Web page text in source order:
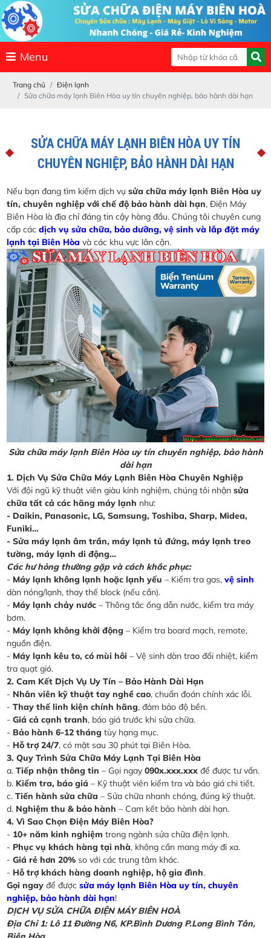
Menu
Trang chủ
Điện lạnh
Sửa chữa máy lạnh Biên Hòa uy tín chuyên nghiệp, bảo hành dài hạn
SỬA CHỮA MÁY LẠNH BIÊN HÒA UY TÍN
CHUYÊN NGHIỆP, BẢO HÀNH DÀI HẠN
Nếu bạn đang tìm kiếm dịch vụsửa chữa máy lạnh Biên Hòa uy
tín, chuyên nghiệp với chế độ bảo hành dài hạn, Điện Máy
Biên Hòa là địa chỉ đáng tin cậy hàng đầu. Chúng tôi chuyên cung
cấp cácdịch vụ sửa chữa, bảo dưỡng, vệ sinh và lắp đặt máy
lạnh tại Biên Hòa và các khu vực lân cận.
Sửa chữa máy lạnh Biên Hòa uy tín chuyên nghiệp, bảo hành
dài hạn
1. Dịch Vụ Sửa Chữa Máy Lạnh Biên Hòa Chuyên Nghiệp
Với đội ngũ kỹ thuật viên giàu kinh nghiệm, chúng tôi nhậnsửa
chữa tất cả các hãng máy lạnh như:
- Daikin, Panasonic, LG, Samsung, Toshiba, Sharp, Midea,
Funiki…
- Sửa máy lạnh âm trần, máy lạnh tủ đứng, máy lạnh treo
tường, máy lạnh di động…
Các hư hỏng thường gặp và cách khắc phục:
- Máy lạnh không lạnh hoặc lạnh yếu – Kiểm tra gas,vệ sinh
dàn nóng/lạnh, thay thế block (nếu cần).
- Máy lạnh chảy nước – Thông tắc ống dẫn nước, kiểm tra máy
bơm.
- Máy lạnh không khởi động – Kiểm tra board mạch, remote,
nguồn điện.
- Máy lạnh kêu to, có mùi hôi – Vệ sinh dàn trao đổi nhiệt, kiểm
tra quạt gió.
2. Cam Kết Dịch Vụ Uy Tín – Bảo Hành Dài Hạn
- Nhân viên kỹ thuật tay nghề cao, chuẩn đoán chính xác lỗi.
-Thay thế linh kiện chính hãng, đảm bảo độ bền.
-Giá cả cạnh tranh, báo giá trước khi sửa chữa.
- Bảo hành 6-12 tháng tùy hạng mục.
- Hỗ trợ 24/7, có mặt sau 30 phút tại Biên Hòa.
3. Quy Trình Sửa Chữa Máy Lạnh Tại Biên Hòa
a.Tiếp nhận thông tin – Gọi ngay090x.xxx.xxx để được tư vấn.
b. Kiểm tra, báo giá – Kỹ thuật viên kiểm tra và báo giá chi tiết.
c.Tiến hành sửa chữa – Sửa chữa nhanh chóng, đúng kỹ thuật.
d. Nghiệm thu & bảo hành – Cam kết bảo hành dài hạn.
4. Vì Sao Chọn Điện Máy Biên Hòa?
- 10+ năm kinh nghiệm trong ngành sửa chữa điện lạnh.
- Phục vụ khách hàng tại nhà, không cần mang máy đi xa.
-Giá rẻ hơn 20% so với các trung tâm khác.
- Hỗ trợ khách hàng doanh nghiệp, hộ gia đình.
Gọi ngayđể đượcsửa máy lạnh Biên Hòa uy tín, chuyên
nghiệp, bảo hành dài hạn!
DỊCH VỤ SỬA CHỮA ĐIỆN MÁY BIÊN HOÀ
Địa Chỉ 1: Lô 11 Đường N6, KP.Bình Dương P.Long Bình Tân,